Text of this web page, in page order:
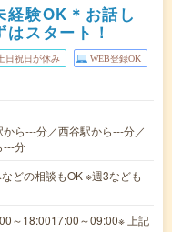
経験OK＊お話し
スタート！
日祝日が休み WEB登録OK
ら---分／西谷駅から---分／
---分
どの相談もOK ※週3なども
～18:0017:00～09:00※ 上記